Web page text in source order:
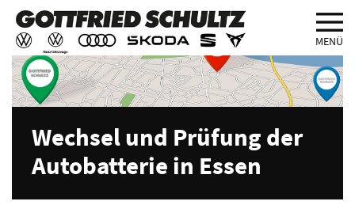
MENÜ
Wechsel und Prüfung der
Autobatterie in Essen